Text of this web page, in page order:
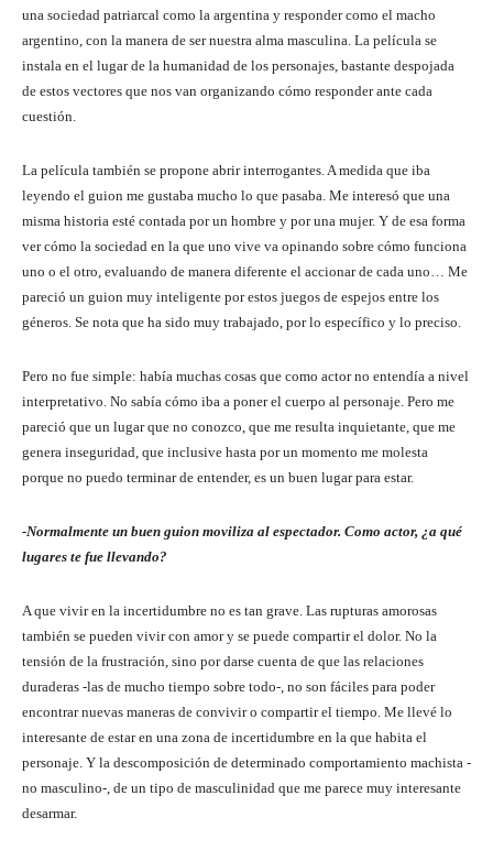
una sociedad patriarcal como la argentina y responder como el macho
argentino, con la manera de ser nuestra alma masculina. La película se
instala en el lugar de la humanidad de los personajes, bastante despojada
de estos vectores que nos van organizando cómo responder ante cada
cuestión.
La película también se propone abrir interrogantes. A medida que iba
leyendo el guion me gustaba mucho lo que pasaba. Me interesó que una
misma historia esté contada por un hombre y por una mujer. Y de esa forma
ver cómo la sociedad en la que uno vive va opinando sobre cómo funciona
uno o el otro, evaluando de manera diferente el accionar de cada uno… Me
pareció un guion muy inteligente por estos juegos de espejos entre los
géneros. Se nota que ha sido muy trabajado, por lo específico y lo preciso.
Pero no fue simple: había muchas cosas que como actor no entendía a nivel
interpretativo. No sabía cómo iba a poner el cuerpo al personaje. Pero me
pareció que un lugar que no conozco, que me resulta inquietante, que me
genera inseguridad, que inclusive hasta por un momento me molesta
porque no puedo terminar de entender, es un buen lugar para estar.
-Normalmente un buen guion moviliza al espectador. Como actor, ¿a qué
lugares te fue llevando?
A que vivir en la incertidumbre no es tan grave. Las rupturas amorosas
también se pueden vivir con amor y se puede compartir el dolor. No la
tensión de la frustración, sino por darse cuenta de que las relaciones
duraderas -las de mucho tiempo sobre todo-, no son fáciles para poder
encontrar nuevas maneras de convivir o compartir el tiempo. Me llevé lo
interesante de estar en una zona de incertidumbre en la que habita el
personaje. Y la descomposición de determinado comportamiento machista -
no masculino-, de un tipo de masculinidad que me parece muy interesante
desarmar.